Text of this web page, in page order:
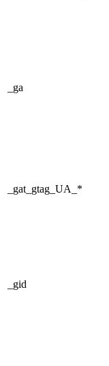
_ga
_gat_gtag_UA_*
_gid